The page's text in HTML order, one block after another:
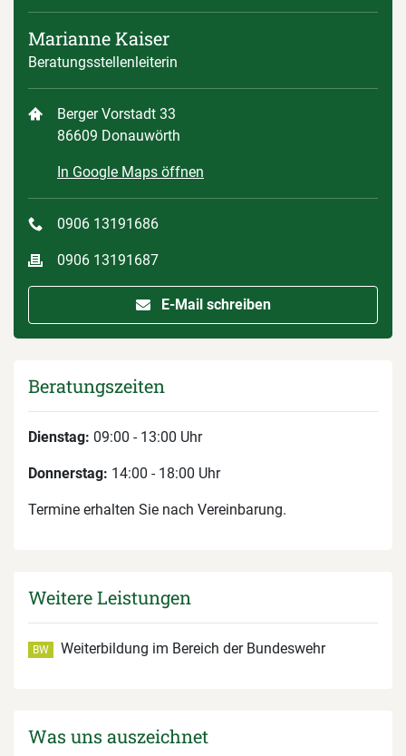
Marianne Kaiser
Beratungsstellenleiterin
Berger Vorstadt 33
86609 Donauwörth
In Google Maps öffnen
0906 13191686
0906 13191687
E-Mail schreiben
Beratungszeiten
Dienstag: 09:00 - 13:00 Uhr
Donnerstag: 14:00 - 18:00 Uhr
Termine erhalten Sie nach Vereinbarung.
Weitere Leistungen
BW Weiterbildung im Bereich der Bundeswehr
Was uns auszeichnet